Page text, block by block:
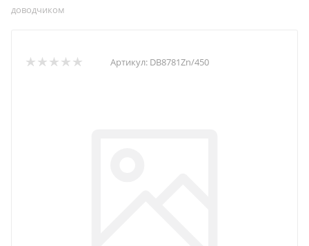
доводчиком
Артикул: DB8781Zn/450